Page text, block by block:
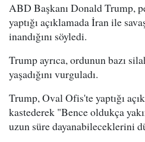
ABD Başkanı Donald Trump,
yaptığı açıklamada İran ile
inandığını söyledi.
Trump ayrıca, ordunun bazı
yaşadığını vurguladı.
Trump, Oval Ofis'te yaptığı
kastederek "Bence oldukça
uzun süre dayanabileceklerini